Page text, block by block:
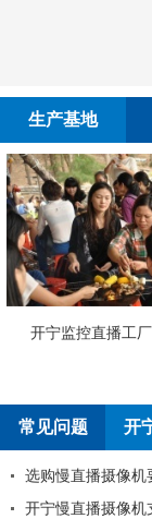
生产基地
开宁监控直
常见问题 开
什么？
视频直播平台？